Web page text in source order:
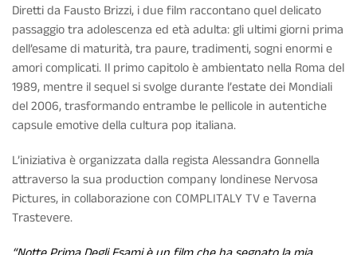
Diretti da Fausto Brizzi, i due film raccontano quel delicato
passaggio tra adolescenza ed età adulta: gli ultimi giorni prima
dell’esame di maturità, tra paure, tradimenti, sogni enormi e
amori complicati. Il primo capitolo è ambientato nella Roma del
1989, mentre il sequel si svolge durante l’estate dei Mondiali
del 2006, trasformando entrambe le pellicole in autentiche
capsule emotive della cultura pop italiana.
L’iniziativa è organizzata dalla regista Alessandra Gonnella
attraverso la sua production company londinese Nervosa
Pictures, in collaborazione con COMPLITALY TVeTaverna
Trastevere.